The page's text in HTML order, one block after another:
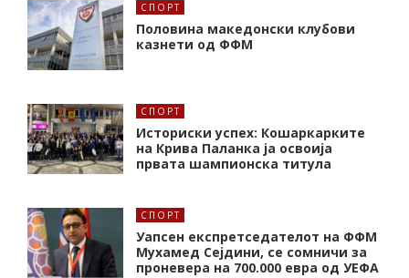
СПОРТ
Половина македонски клубови
казнети од ФФМ
СПОРТ
Историски успех: Кошаркарките
на Крива Паланка ја освоија
првата шампионска титула
СПОРТ
Уапсен експретседателот на ФФМ
Мухамед Сејдини, се сомничи за
проневера на 700.000 евра од УЕФА